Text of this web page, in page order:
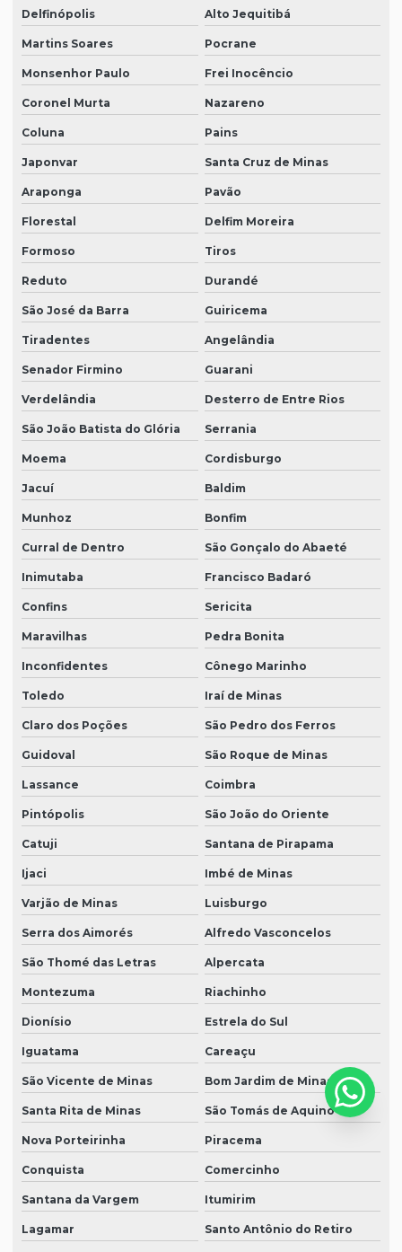
Delfinópolis Alto Jequitibá
Martins Soares Pocrane
Monsenhor Paulo Frei Inocêncio
Coronel Murta Nazareno
Coluna Pains
Japonvar Santa Cruz de Minas
Araponga Pavão
Florestal Delfim Moreira
Formoso Tiros
Reduto Durandé
São José da Barra Guiricema
Tiradentes Angelândia
Senador Firmino Guarani
Verdelândia Desterro de Entre Rios
São João Batista do Glória Serrania
Moema Cordisburgo
Jacuí Baldim
Munhoz Bonfim
Curral de Dentro São Gonçalo do Abaeté
Inimutaba Francisco Badaró
Confins Sericita
Maravilhas Pedra Bonita
Inconfidentes Cônego Marinho
Toledo Iraí de Minas
Claro dos Poções São Pedro dos Ferros
Guidoval São Roque de Minas
Lassance Coimbra
Pintópolis São João do Oriente
Catuji Santana de Pirapama
Ijaci Imbé de Minas
Varjão de Minas Luisburgo
Serra dos Aimorés Alfredo Vasconcelos
São Thomé das Letras Alpercata
Montezuma Riachinho
Dionísio Estrela do Sul
Iguatama Careaçu
São Vicente de Minas Bom Jardim de Minas
Santa Rita de Minas São Tomás de Aquino
Nova Porteirinha Piracema
Conquista Comercinho
Santana da Vargem Itumirim
Lagamar Santo Antônio do Retiro